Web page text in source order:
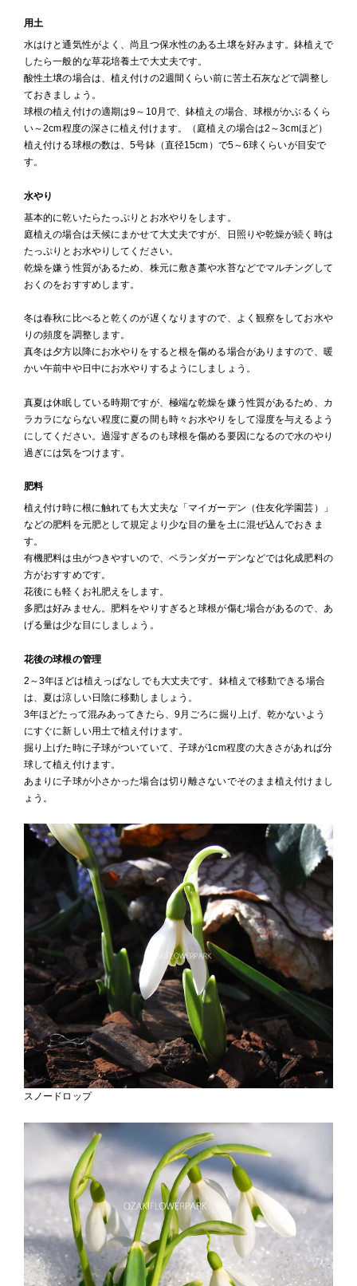
用土
水はけと通気性がよく、尚且つ保水性のある土壌を好みます。鉢植えで
したら一般的な草花培養土で大丈夫です。
酸性土壌の場合は、植え付けの2週間くらい前に苦土石灰などで調整し
ておきましょう。
球根の植え付けの適期は9～10月で、鉢植えの場合、球根がかぶるくら
い～2cm程度の深さに植え付けます。（庭植えの場合は2～3cmほど）
植え付ける球根の数は、5号鉢（直径15cm）で5～6球くらいが目安で
す。
水やり
基本的に乾いたらたっぷりとお水やりをします。
庭植えの場合は天候にまかせて大丈夫ですが、日照りや乾燥が続く時は
たっぷりとお水やりしてください。
乾燥を嫌う性質があるため、株元に敷き藁や水苔などでマルチングして
おくのをおすすめします。
冬は春秋に比べると乾くのが遅くなりますので、よく観察をしてお水や
りの頻度を調整します。
真冬は夕方以降にお水やりをすると根を傷める場合がありますので、暖
かい午前中や日中にお水やりするようにしましょう。
真夏は休眠している時期ですが、極端な乾燥を嫌う性質があるため、カ
ラカラにならない程度に夏の間も時々お水やりをして湿度を与えるよう
にしてください。過湿すぎるのも球根を傷める要因になるので水のやり
過ぎには気をつけます。
肥料
植え付け時に根に触れても大丈夫な「マイガーデン（住友化学園芸）」
などの肥料を元肥として規定より少な目の量を土に混ぜ込んでおきま
す。
有機肥料は虫がつきやすいので、ベランダガーデンなどでは化成肥料の
方がおすすめです。
花後にも軽くお礼肥えをします。
多肥は好みません。肥料をやりすぎると球根が傷む場合があるので、あ
げる量は少な目にしましょう。
花後の球根の管理
2～3年ほどは植えっぱなしでも大丈夫です。鉢植えで移動できる場合
は、夏は涼しい日陰に移動しましょう。
3年ほどたって混みあってきたら、9月ごろに掘り上げ、乾かないよう
にすぐに新しい用土で植え付けます。
掘り上げた時に子球がついていて、子球が1cm程度の大きさがあれば分
球して植え付けます。
あまりに子球が小さかった場合は切り離さないでそのまま植え付けまし
ょう。
スノードロップ